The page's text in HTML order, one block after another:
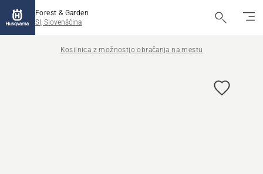
Forest & Garden
SI, Slovenščina
Kosilnica z možnostjo obračanja na mestu